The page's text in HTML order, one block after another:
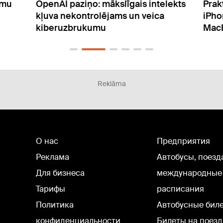
Praktiski ieteikumi, izvēloties Apple
iPhone 17 sērijas telefonus un
MacBook portatīvos datorus
Reklāma
О нас
Реклама
Для бизнеса
Тарифы
Политика
конфиденциальности
Предприятия
Автобусы,
международные
расписания
Автобусные
Билеты на поезд